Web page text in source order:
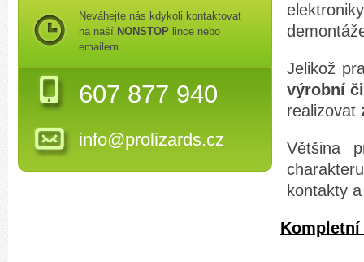
Jelikož
výrobní
realizovat
Většina
kontakty
Neváhejte nás kdykoli kontaktovat
na naší NONSTOP lince nebo
emailem.
607 877 940
info@prolizards.cz